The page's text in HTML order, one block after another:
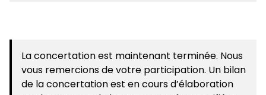
La concertation est maintenant terminée. Nous
vous remercions de votre participation. Un bilan
de la concertation est en cours d’élaboration